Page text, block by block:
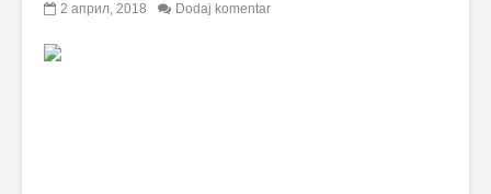
2 април, 2018 Dodaj komentar